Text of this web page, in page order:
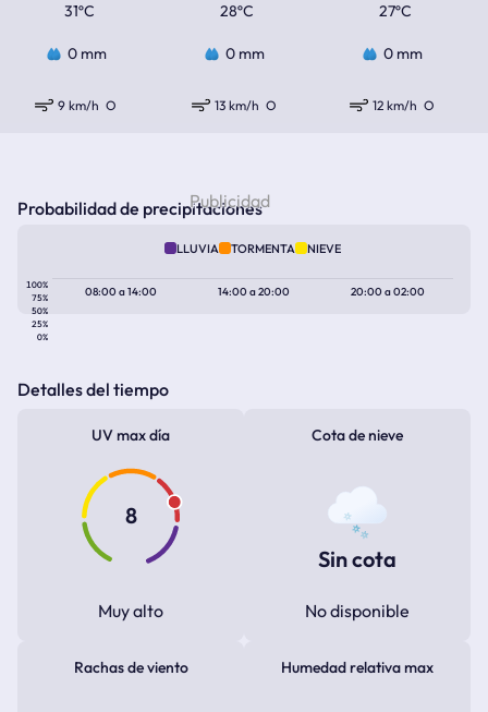
31ºC 28ºC 27ºC
0 mm 0 mm 0 mm
9 km/h O 13 km/h O 12 km/h O
Probabilidad de precipitaciones
LLUVIA TORMENTA NIEVE
100%
75%
50%
25%
0%
08:00a14:00 14:00a20:00 20:00a02:00
Detalles del tiempo
UV max día
8
Muy alto
Cota de nieve
Sin cota
No disponible
Rachas de viento Humedad relativa max